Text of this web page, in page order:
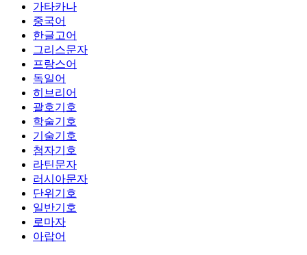
가타카나
중국어
한글고어
그리스문자
프랑스어
독일어
히브리어
괄호기호
학술기호
기술기호
첨자기호
라틴문자
러시아문자
단위기호
일반기호
로마자
아랍어